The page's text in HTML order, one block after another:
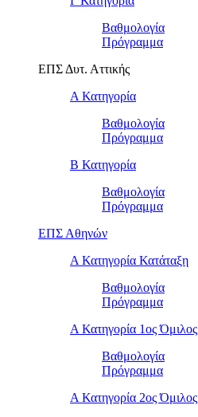
Βαθμολογία
Πρόγραμμα
ΕΠΣ Δυτ. Αττικής
Α Κατηγορία
Βαθμολογία
Πρόγραμμα
Β Κατηγορία
Βαθμολογία
Πρόγραμμα
ΕΠΣ Αθηνών
Α Κατηγορία Κατάταξη
Βαθμολογία
Πρόγραμμα
Α Κατηγορία 1ος Όμιλος
Βαθμολογία
Πρόγραμμα
Α Κατηγορία 2ος Όμιλος